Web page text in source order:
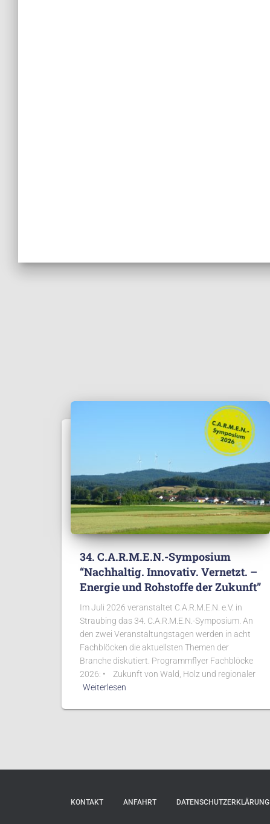
34. C.A.R.M.E.N.-Symposium
“Nachhaltig. Innovativ. Vernetzt. –
Energie und Rohstoffe der Zukunft”
Im Juli 2026 veranstaltet C.A.R.M.E.N. e.V. in
Straubing das 34. C.A.R.M.E.N.-Symposium. An
den zwei Veranstaltungstagen werden in acht
Fachblöcken die aktuellsten Themen der
Branche diskutiert. Programmflyer Fachblöcke
2026: • Zukunft von Wald, Holz und regionaler
Weiterlesen
KONTAKT ANFAHRT DATENSCHUTZERKLÄRUNG